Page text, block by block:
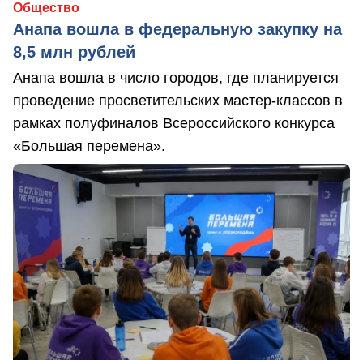
Общество
Анапа вошла в федеральную закупку на
8,5 млн рублей
Анапа вошла в число городов, где планируется
проведение просветительских мастер-классов в
рамках полуфиналов Всероссийского конкурса
«Большая перемена».